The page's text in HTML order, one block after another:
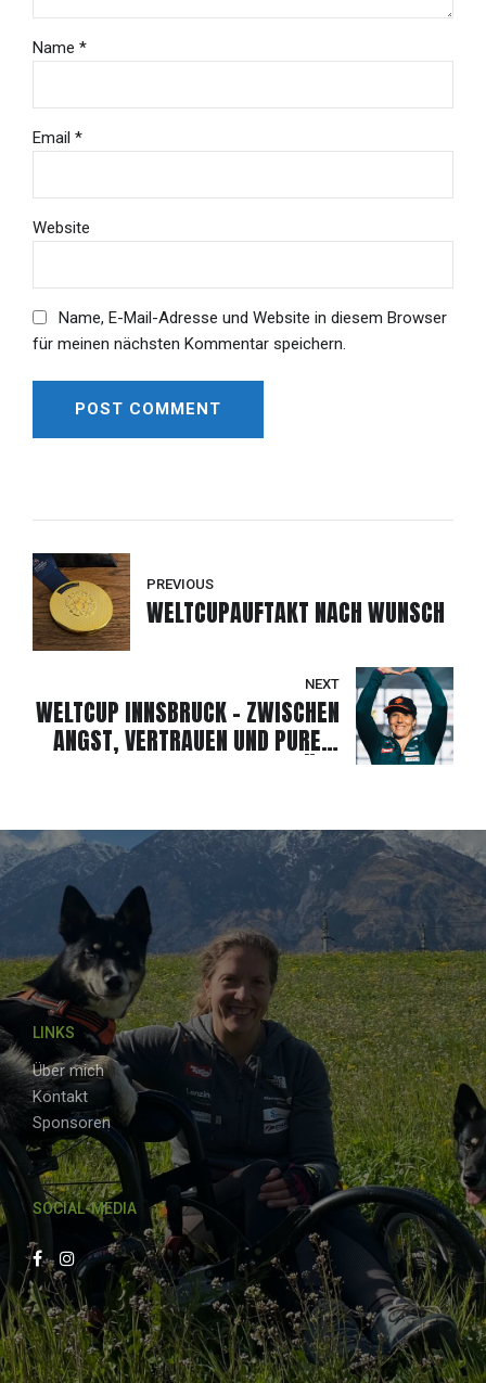
Name *
Email *
Website
Name, E-Mail-Adresse und Website in diesem Browser
für meinen nächsten Kommentar speichern.
POST COMMENT
PREVIOUS
WELTCUPAUFTAKT NACH WUNSCH
NEXT
WELTCUP INNSBRUCK – ZWISCHEN
ANGST, VERTRAUEN UND PUREM
LINKS
Über mich
Kontakt
Sponsoren
SOCIAL-MEDIA